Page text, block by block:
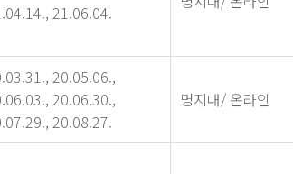
21.06.04.
20.05.06.,
20.06.30.,
20.08.27.
명지대/ 온라인